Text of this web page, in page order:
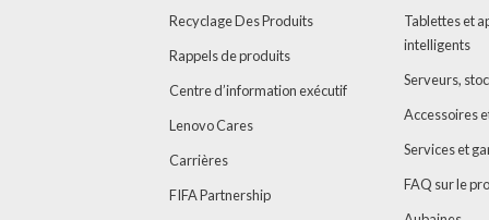
Recyclage Des Produits
Rappels de produits
Centre d’information exécutif
Lenovo Cares
Carrières
FIFA Partnership
Tablettes et
intelligents
Serveurs,
Accessoires
Services et
FAQ sur le